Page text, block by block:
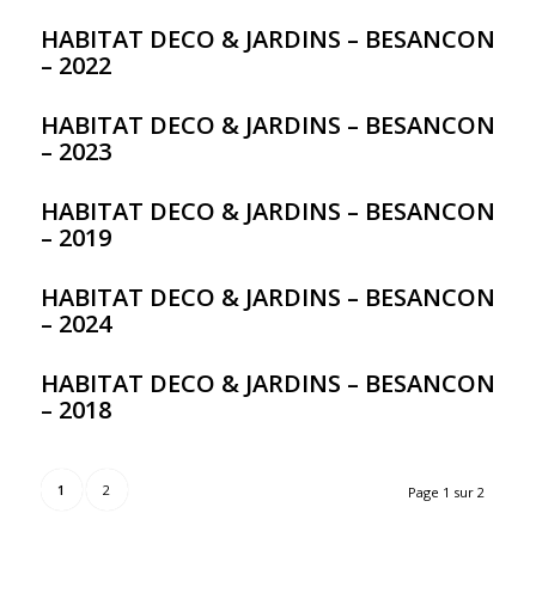
HABITAT DECO & JARDINS – BESANCON
– 2022
HABITAT DECO & JARDINS – BESANCON
– 2023
HABITAT DECO & JARDINS – BESANCON
– 2019
HABITAT DECO & JARDINS – BESANCON
– 2024
HABITAT DECO & JARDINS – BESANCON
– 2018
Page 1 sur 2
1 2